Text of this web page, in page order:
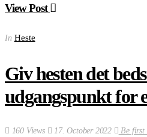
View Post
In Heste
Giv hesten det
udgangspunkt for
160 Views 17. October 2022 Be first